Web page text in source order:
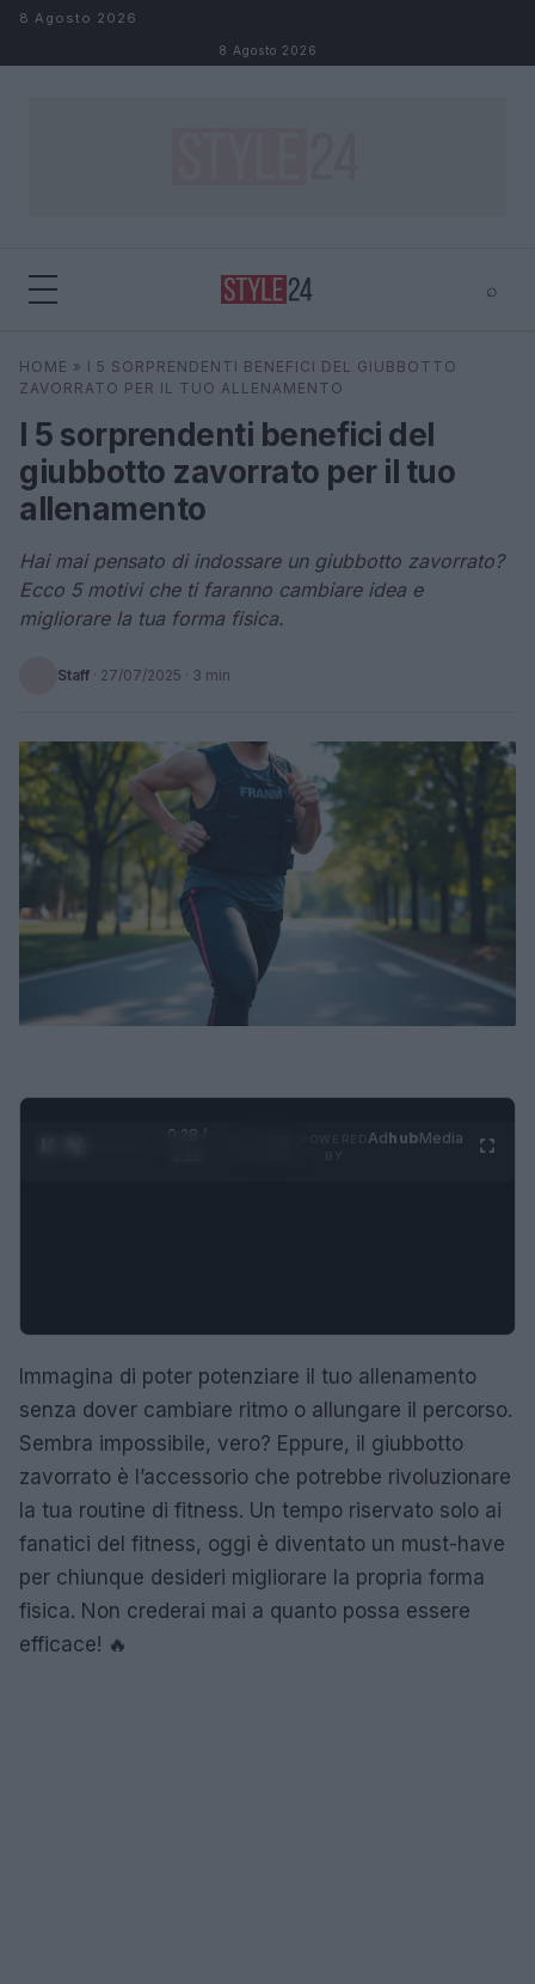
Salta al contenuto
8 Agosto 2026
8 Agosto 2026
⌕
Cerca ⌕
HOME » I 5 SORPRENDENTI BENEFICI DEL GIUBBOTTO
ZAVORRATO PER IL TUO ALLENAMENTO
I 5 sorprendenti benefici del
giubbotto zavorrato per il tuo
allenamento
Hai mai pensato di indossare un giubbotto zavorrato?
Ecco 5 motivi che ti faranno cambiare idea e
migliorare la tua forma fisica.
Staff · 27/07/2025 · 3 min
0:29 /
AdhubMedia
Immagina di poter potenziare il tuo allenamento
senza dover cambiare ritmo o allungare il percorso.
Sembra impossibile, vero? Eppure, il giubbotto
zavorrato è l’accessorio che potrebbe rivoluzionare
la tua routine di fitness. Un tempo riservato solo ai
fanatici del fitness, oggi è diventato un must-have
per chiunque desideri migliorare la propria forma
fisica. Non crederai mai a quanto possa essere
efficace! 🔥